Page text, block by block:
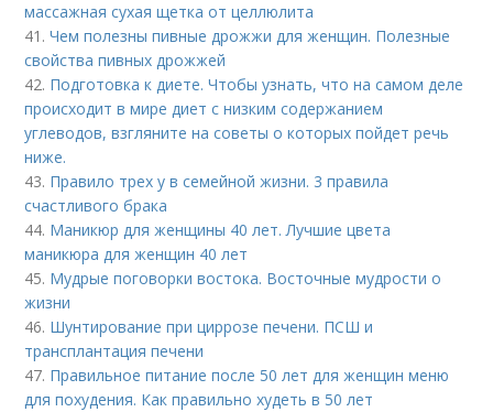
массажная сухая щетка от целлюлита
41.Чем полезны пивные дрожжи для женщин. Полезные
свойства пивных дрожжей
42. Подготовка к диете. Чтобы узнать, что на самом деле
происходит в мире диет с низким содержанием
углеводов, взгляните на советы о которых пойдет речь
ниже.
43. Правило трех у в семейной жизни. 3 правила
счастливого брака
44. Маникюр для женщины 40 лет. Лучшие цвета
маникюра для женщин 40 лет
45. Мудрые поговорки востока. Восточные мудрости о
жизни
46. Шунтирование при циррозе печени. ПСШ и
трансплантация печени
47. Правильное питание после 50 лет для женщин меню
для похудения. Как правильно худеть в 50 лет